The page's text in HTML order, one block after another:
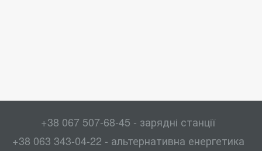
+38 067 507-68-45 - зарядні станції
+38 063 343-04-22 - альтернативна енергетика